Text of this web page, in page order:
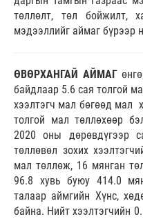
төллөлт, төл бойжилт,
мэдээллийг аймаг бүрээр
ӨВӨРХАНГАЙ АЙМАГ
байдлаар 5.6 сая толгой
хээлтэгч мал бөгөөд мал
толгой мал төллөхөөр
2020 оны дөрөвдүгээр
төллөвөл зохих
мал төллөж, 16 мянган
96.8 хувь буюу 414.0
талаар аймгийн Хүнс,
байна. Нийт хээлтэгчийн